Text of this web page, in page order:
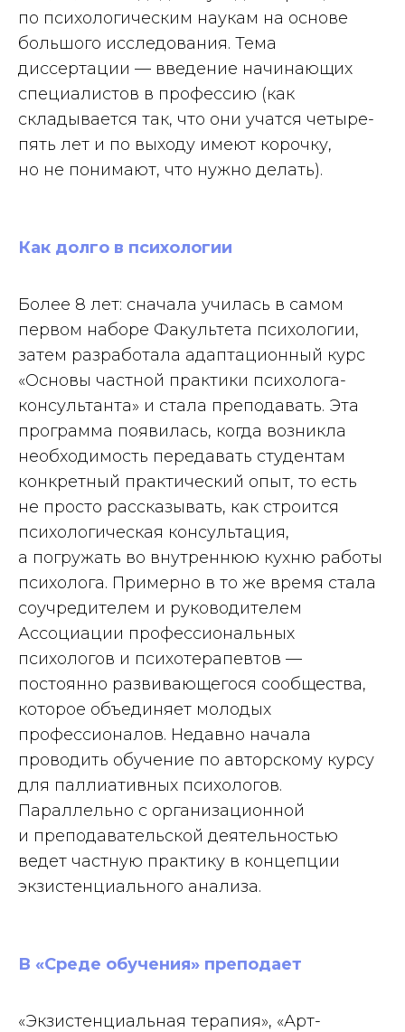
по психологическим наукам на основе
большого исследования. Тема
диссертации — введение начинающих
специалистов в профессию (как
складывается так, что они учатся четыре-
пять лет и по выходу имеют корочку,
но не понимают, что нужно делать).
Как долго в психологии
Более 8 лет: сначала училась в самом
первом наборе Факультета психологии,
затем разработала адаптационный курс
«Основы частной практики психолога-
консультанта» и стала преподавать. Эта
программа появилась, когда возникла
необходимость передавать студентам
конкретный практический опыт, то есть
не просто рассказывать, как строится
психологическая консультация,
а погружать во внутреннюю кухню работы
психолога. Примерно в то же время стала
соучредителем и руководителем
Ассоциации профессиональных
психологов и психотерапевтов —
постоянно развивающегося сообщества,
которое объединяет молодых
профессионалов. Недавно начала
проводить обучение по авторскому курсу
для паллиативных психологов.
Параллельно с организационной
и преподавательской деятельностью
ведет частную практику в концепции
экзистенциального анализа.
В «Среде обучения» преподает
«Экзистенциальная терапия», «Арт-